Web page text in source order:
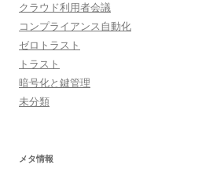
クラウド利用者会議
コンプライアンス自動化
ゼロトラスト
トラスト
暗号化と鍵管理
未分類
メタ情報